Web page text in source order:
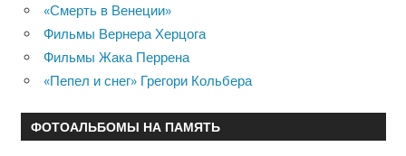
«Смерть в Венеции»
Фильмы Вернера Херцога
Фильмы Жака Перрена
«Пепел и снег» Грегори Кольбера
ФОТОАЛЬБОМЫ НА ПАМЯТЬ